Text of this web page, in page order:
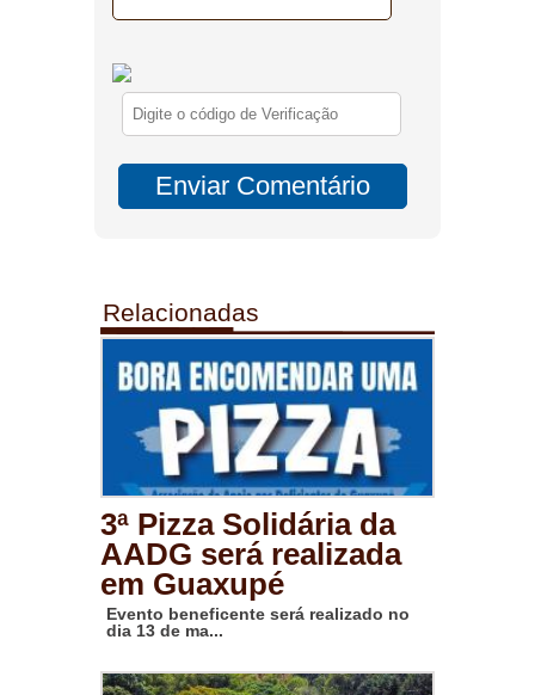
Relacionadas
3ª Pizza Solidária da
AADG será realizada
em Guaxupé
Evento beneficente será realizado no
dia 13 de ma...